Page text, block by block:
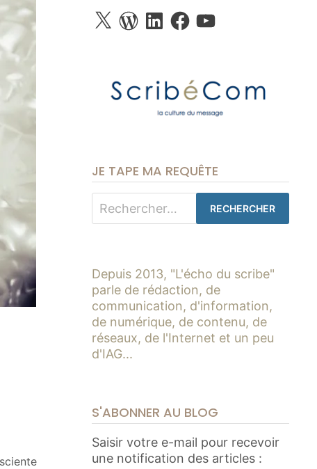
X WordPress
LinkedInFacebook
YouTube
JE TAPE MA REQUÊTE
Depuis 2013, "L'écho du scribe"
parle de rédaction, de
communication, d'information,
de numérique, de contenu, de
réseaux, de l'Internet et un peu
d'IAG...
S'ABONNER AU BLOG
Saisir votre e-mail pour recevoir
une notification des articles :